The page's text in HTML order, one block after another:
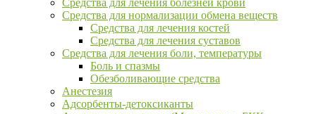
Средства для лечения болезней крови
Средства для нормализации обмена веществ
Средства для лечения костей
Средства для лечения суставов
Средства для лечения боли, температуры
Боль и спазмы
Обезболивающие средства
Анестезия
Адсорбенты-детоксиканты